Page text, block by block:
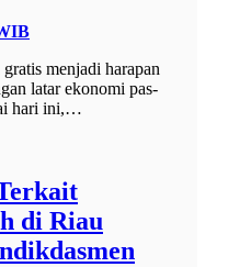
menjadi harapan
latar ekonomi pas-
hari ini,…
di Riau